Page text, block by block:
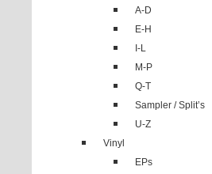
A-D
E-H
I-L
M-P
Q-T
Sampler / Split’s
U-Z
Vinyl
EPs